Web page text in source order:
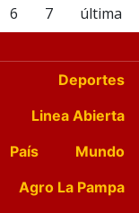
6 7 última
Deportes
Linea Abierta
País
Mundo
Agro La Pampa